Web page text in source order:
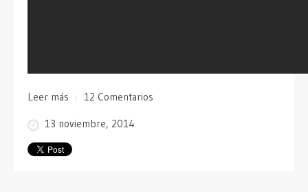
Leer más 12 Comentarios
13 noviembre, 2014